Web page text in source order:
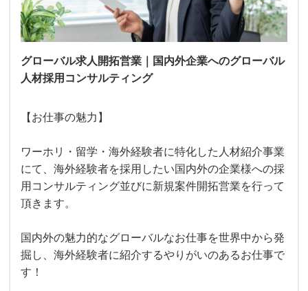
グローバル求人開拓営業｜国内外企業へのグローバル
人材採用コンサルティング
【お仕事の魅力】
ワーホリ・留学・海外経験者に特化した人材紹介事業
にて、海外経験者を採用したい国内外の企業様への採
用コンサルティング並びに新規案件開拓営業を行って
頂きます。
国内外の魅力的なグローバルなお仕事を世界中から発
掘し、海外経験者に紹介するやりがいのあるお仕事で
す！